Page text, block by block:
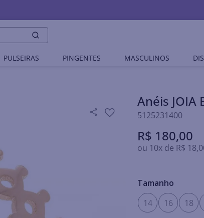
PULSEIRAS PINGENTES MASCULINOS
Anéis JOIA
5125231400
R$ 180,00
ou 10x de R$ 18,
Tamanho
14
16 18